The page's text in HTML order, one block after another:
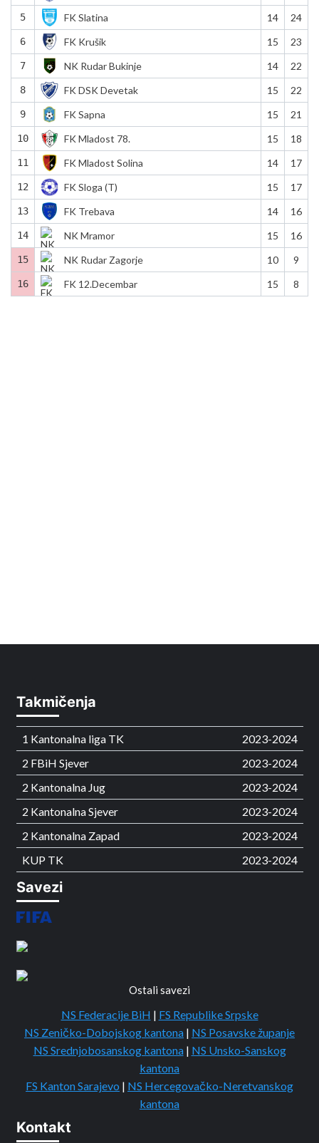
5 FK Slatina 14 24
6 FK Krušik 15 23
7 NK Rudar Bukinje 14 22
8 FK DSK Devetak 15 22
9 FK Sapna 15 21
10 FK Mladost 78. 15 18
11 FK Mladost Solina 14 17
12 FK Sloga (T) 15 17
13 FK Trebava 14 16
14 NK Mramor 15 16
15 NK Rudar Zagorje 10 9
16 FK 12.Decembar 15 8
Takmičenja
1 Kantonalna liga TK
2023-2024
2 FBiH Sjever
2023-2024
2 Kantonalna Jug
2023-2024
2 Kantonalna Sjever
2023-2024
2 Kantonalna Zapad
2023-2024
KUP TK
2023-2024
Savezi
Ostali savezi
NS Federacije BiH | FS Republike Srpske
NS Zeničko-Dobojskog kantona | NS Posavske županje
NS Srednjobosanskog kantona | NS Unsko-Sanskog
kantona
FS Kanton Sarajevo | NS Hercegovačko-Neretvanskog
kantona
Kontakt